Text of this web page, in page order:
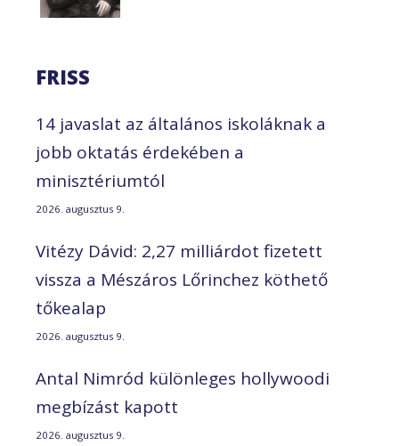
FRISS
14 javaslat az általános iskoláknak a
jobb oktatás érdekében a
minisztériumtól
2026. augusztus 9.
Vitézy Dávid: 2,27 milliárdot fizetett
vissza a Mészáros Lőrinchez köthető
tőkealap
2026. augusztus 9.
Antal Nimród különleges hollywoodi
megbízást kapott
2026. augusztus 9.